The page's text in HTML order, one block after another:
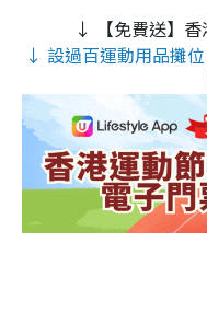
↓ 【免費送】
↓ 設過百運動用品攤